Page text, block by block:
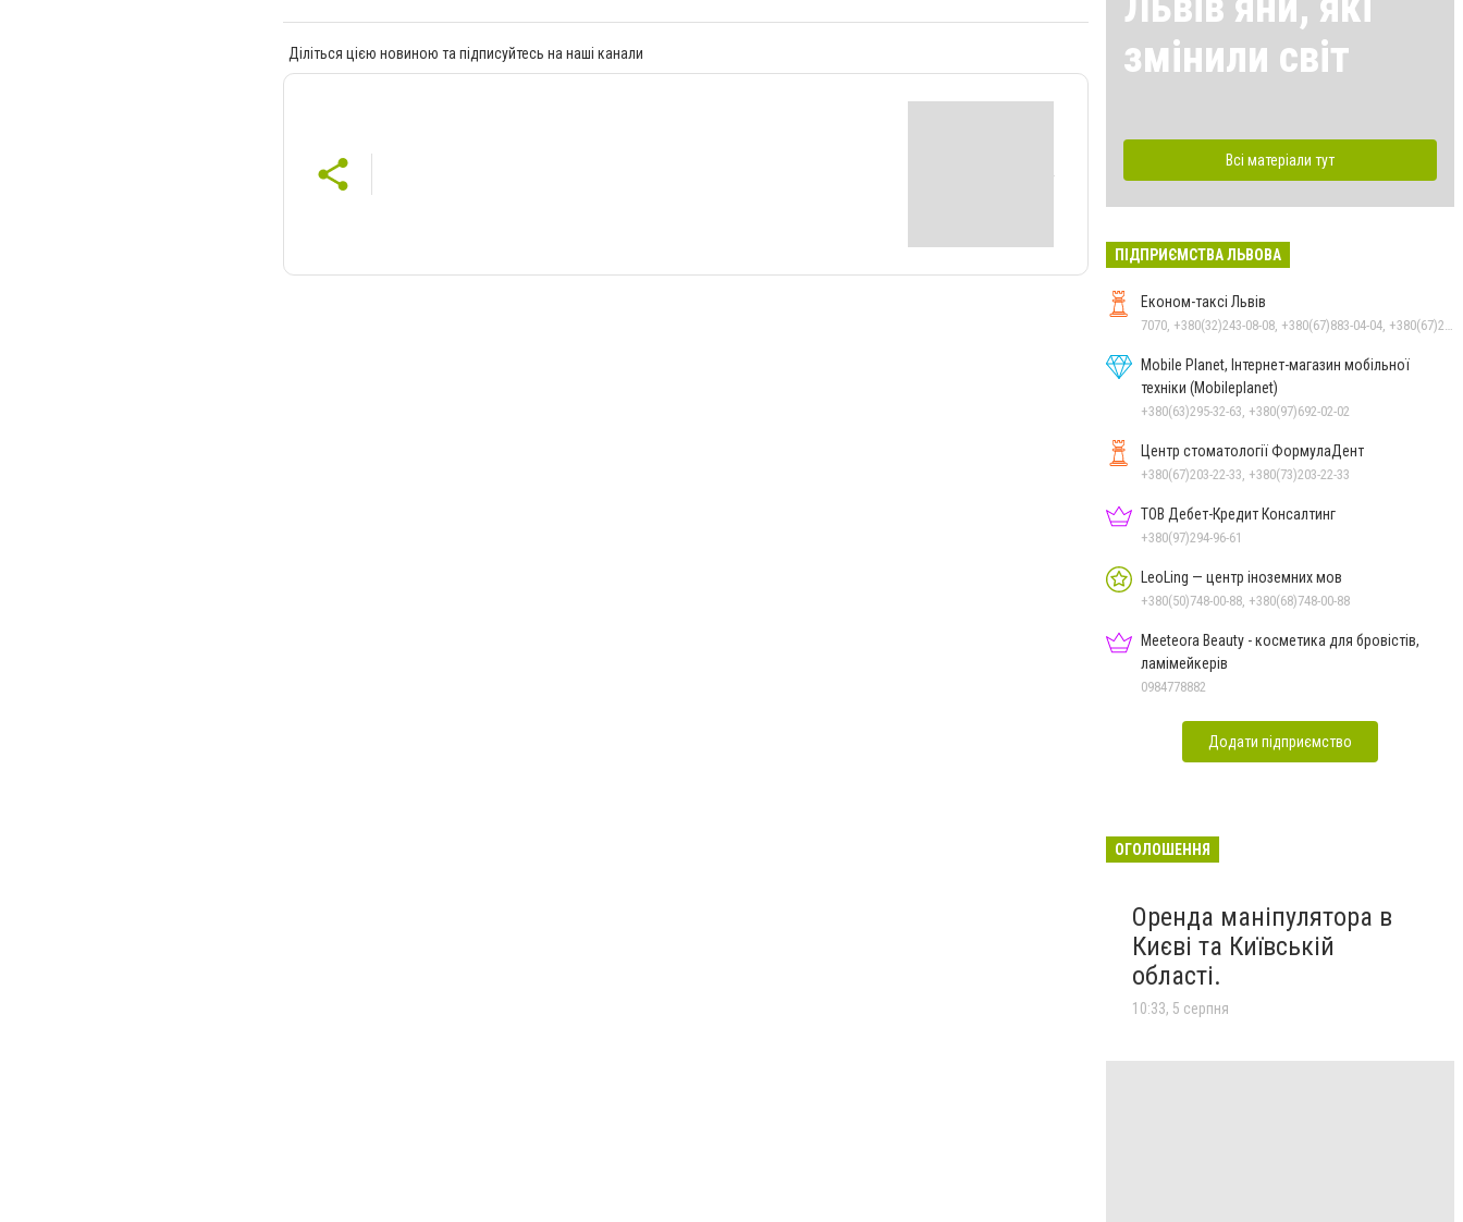
Діліться цією новиною та підписуйтесь на наші канали
змінили світ
Всі матеріали тут
ПІДПРИЄМСТВА ЛЬВОВА
Економ-таксі Львів
Mobile Planet, Інтернет-магазин мобільної
техніки (Mobileplanet)
+380(63)295-32-63, +380(97)692-02-02
Центр стоматології ФормулаДент
+380(67)203-22-33, +380(73)203-22-33
ТОВ Дебет-Кредит Консалтинг
+380(97)294-96-61
LeoLing — центр іноземних мов
+380(50)748-00-88, +380(68)748-00-88
Meeteora Beauty - косметика для бровістів,
ламімейкерів
0984778882
Додати підприємство
ОГОЛОШЕННЯ
Оренда маніпулятора в
Києві та Київській
області.
10:33, 5 серпня